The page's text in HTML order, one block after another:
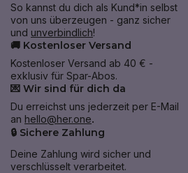
So kannst du dich als Kund*in selbst
von uns überzeugen - ganz sicher
und unverbindlich!
🚚 Kostenloser Versand
Kostenloser Versand ab 40 € -
exklusiv für Spar-Abos.
💌 Wir sind für dich da
Du erreichst uns jederzeit per E-Mail
an hello@her.one.
🔒 Sichere Zahlung
Deine Zahlung wird sicher und
verschlüsselt verarbeitet.